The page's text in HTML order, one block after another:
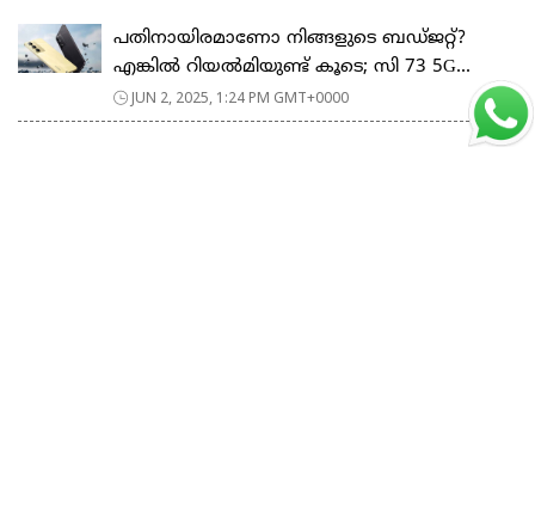
പതിനായിരമാണോ നിങ്ങളുടെ ബഡ്ജറ്റ്?
എങ്കിൽ റിയൽമിയുണ്ട് കൂടെ; സി 73 5G...
JUN 2, 2025, 1:24 PM GMT+0000